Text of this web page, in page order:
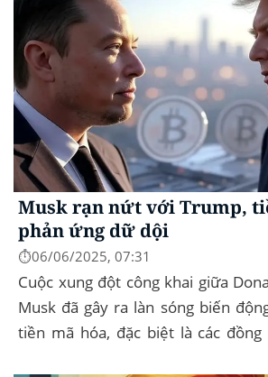
Musk rạn nứt với Trump,
phản ứng dữ dội
⏱️06/06/2025, 07:31
Cuộc xung đột công khai giữa
Musk đã gây ra làn sóng biến
tiền mã hóa, đặc biệt là các đồng